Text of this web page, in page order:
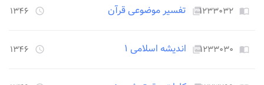
import_contacts ۱۲۳۳۰۳۲picture_as_pdf تفسیر موضوعی قرآن access_time ۱۳۴۶ روز قبل
import_contacts ۱۲۳۳۰۳۰picture_as_pdf اندیشه اسلامی ۱ access_time ۱۳۴۶ روز قبل